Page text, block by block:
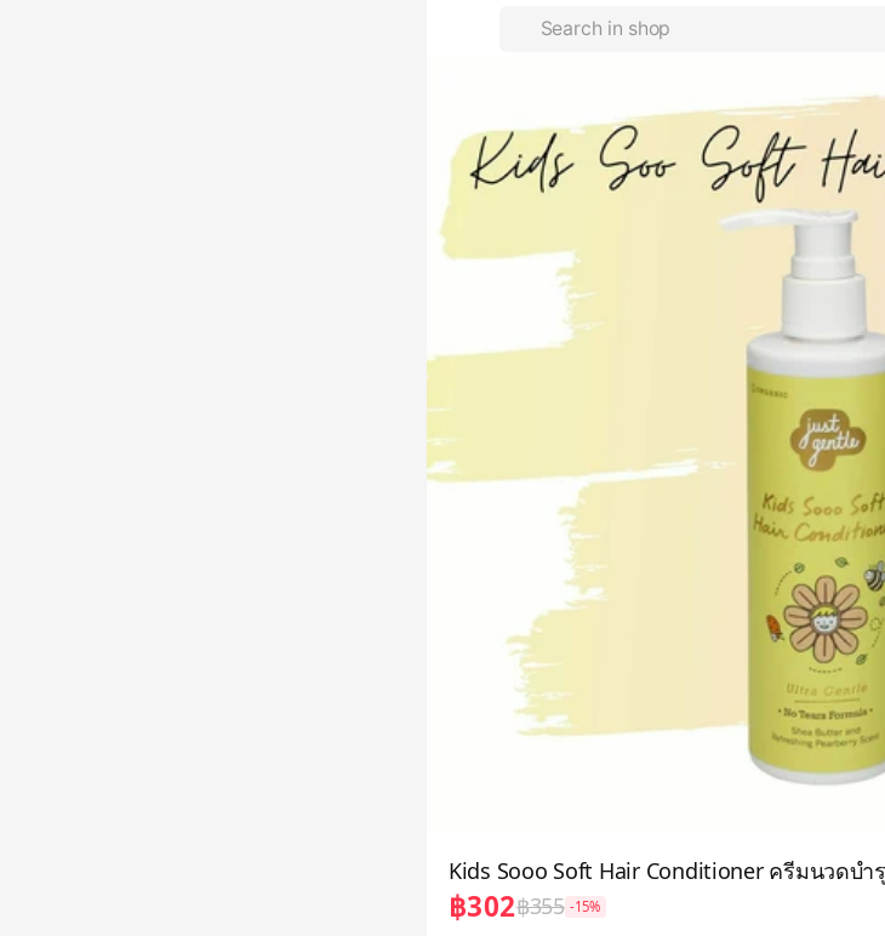
Kids Sooo Soft Hair
฿302฿355 -15%